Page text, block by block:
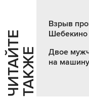
Ч
И
Т
АЙ
Т
Е
Т
А
К
ЖЕ
Взрыв
Шебекино
Двое
на